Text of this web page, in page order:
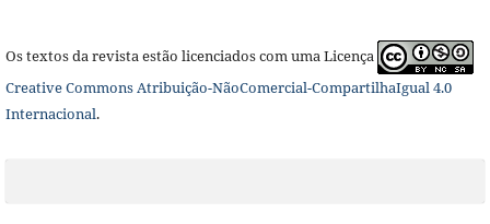
Os textos da revista estão licenciados com uma Licença
Creative Commons Atribuição-NãoComercial-CompartilhaIgual 4.0
Internacional.